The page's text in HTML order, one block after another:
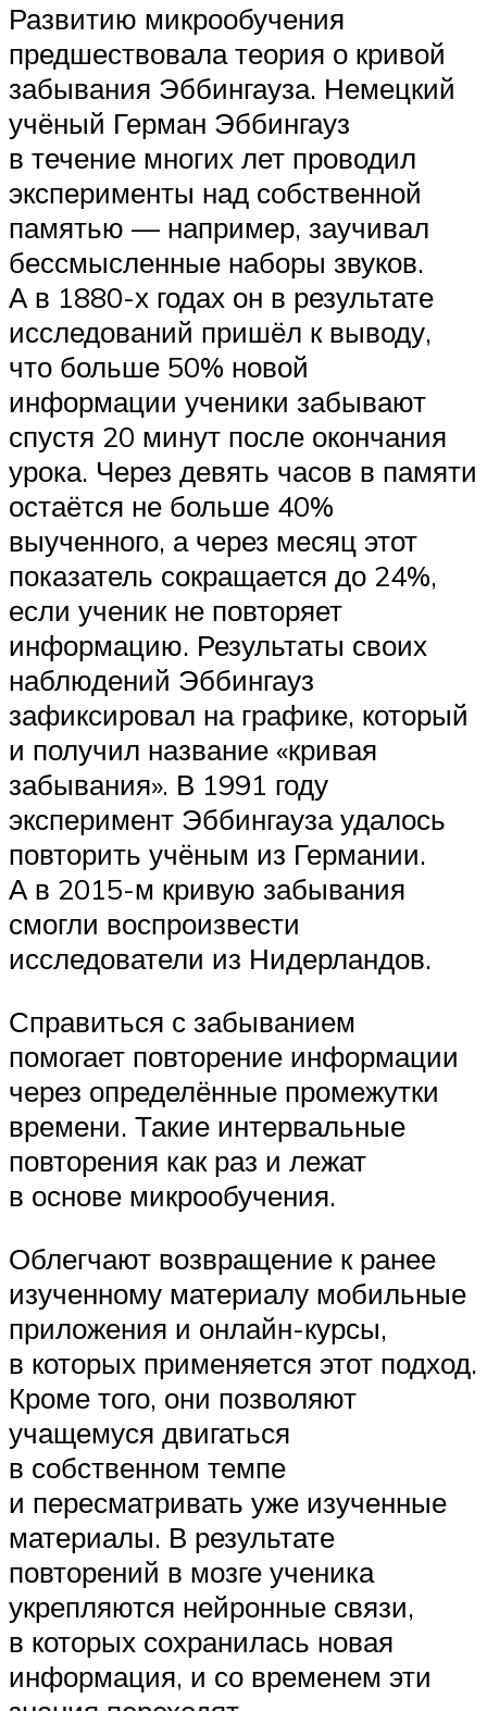
Развитию микрообучения
предшествовала теория о кривой
забывания Эббингауза. Немецкий
учёный Герман Эббингауз
в течение многих лет проводил
эксперименты над собственной
памятью — например, заучивал
бессмысленные наборы звуков.
А в 1880-х годах он в результате
исследований пришёл к выводу,
что больше 50% новой
информации ученики забывают
спустя 20 минут после окончания
урока. Через девять часов в памяти
остаётся не больше 40%
выученного, а через месяц этот
показатель сокращается до 24%,
если ученик не повторяет
информацию. Результаты своих
наблюдений Эббингауз
зафиксировал на графике, который
и получил название «кривая
забывания». В 1991 году
эксперимент Эббингауза удалось
повторить учёным из Германии.
А в 2015-м кривую забывания
смогли воспроизвести
исследователи из Нидерландов.
Справиться с забыванием
помогает повторение информации
через определённые промежутки
времени. Такие интервальные
повторения как раз и лежат
в основе микрообучения.
Облегчают возвращение к ранее
изученному материалу мобильные
приложения и онлайн-курсы,
в которых применяется этот подход.
Кроме того, они позволяют
учащемуся двигаться
в собственном темпе
и пересматривать уже изученные
материалы. В результате
повторений в мозге ученика
укрепляются нейронные связи,
в которых сохранилась новая
информация, и со временем эти